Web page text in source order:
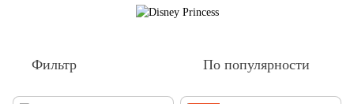
Фильтр По популярности